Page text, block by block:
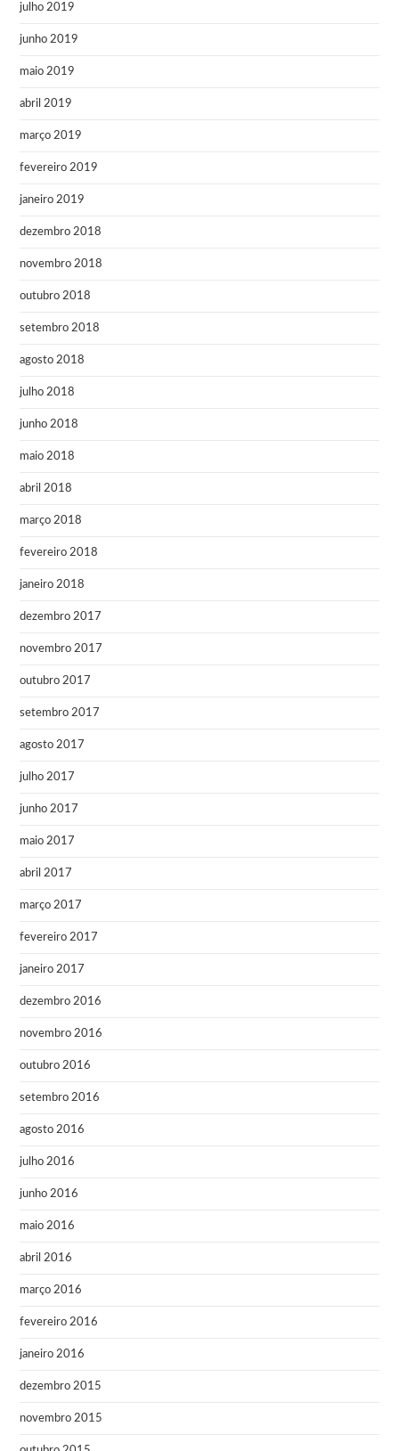
julho 2019
junho 2019
maio 2019
abril 2019
março 2019
fevereiro 2019
janeiro 2019
dezembro 2018
novembro 2018
outubro 2018
setembro 2018
agosto 2018
julho 2018
junho 2018
maio 2018
abril 2018
março 2018
fevereiro 2018
janeiro 2018
dezembro 2017
novembro 2017
outubro 2017
setembro 2017
agosto 2017
julho 2017
junho 2017
maio 2017
abril 2017
março 2017
fevereiro 2017
janeiro 2017
dezembro 2016
novembro 2016
outubro 2016
setembro 2016
agosto 2016
julho 2016
junho 2016
maio 2016
abril 2016
março 2016
fevereiro 2016
janeiro 2016
dezembro 2015
novembro 2015